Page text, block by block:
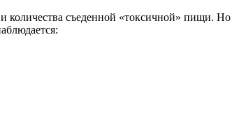
количества съеденной «токсичной» пищи. Но